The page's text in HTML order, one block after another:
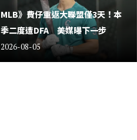
MLB》費仔重返大聯盟僅3天！本
季二度遭DFA 美媒曝下一步
2026-08-05